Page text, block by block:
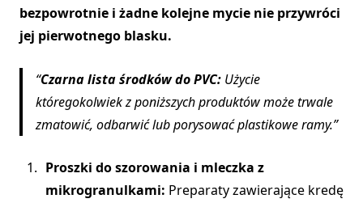
bezpowrotnie i żadne kolejne mycie nie przywróci
jej pierwotnego blasku.
Czarna lista środków do PVC: Użycie
któregokolwiek z poniższych produktów może trwale
zmatowić, odbarwić lub porysować plastikowe ramy.
Proszki do szorowania i mleczka z
mikrogranulkami: Preparaty zawierające kredę